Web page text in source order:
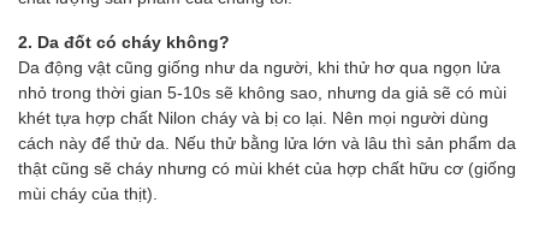
2. Da đốt có cháy không?
Da động vật cũng giống như da người, khi thử hơ qua ngọn lửa
nhỏ trong thời gian 5-10s sẽ không sao, nhưng da giả sẽ có mùi
khét tựa hợp chất Nilon cháy và bị co lại. Nên mọi người dùng
cách này để thử da. Nếu thử bằng lửa lớn và lâu thì sản phẩm da
thật cũng sẽ cháy nhưng có mùi khét của hợp chất hữu cơ (giống
mùi cháy của thịt).